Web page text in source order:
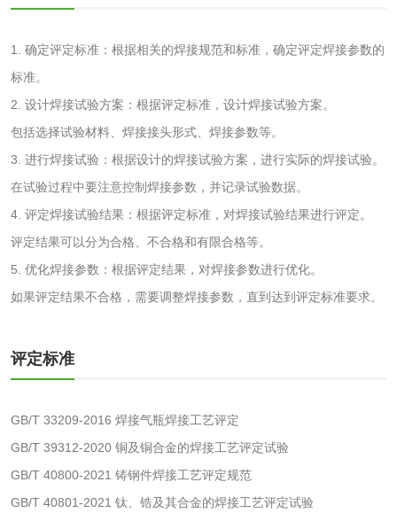
1. 确定评定标准：根据相关的焊接规范和标准，确定评定焊接参数的
标准。
2. 设计焊接试验方案：根据评定标准，设计焊接试验方案。
包括选择试验材料、焊接接头形式、焊接参数等。
3. 进行焊接试验：根据设计的焊接试验方案，进行实际的焊接试验。
在试验过程中要注意控制焊接参数，并记录试验数据。
4. 评定焊接试验结果：根据评定标准，对焊接试验结果进行评定。
评定结果可以分为合格、不合格和有限合格等。
5. 优化焊接参数：根据评定结果，对焊接参数进行优化。
如果评定结果不合格，需要调整焊接参数，直到达到评定标准要求。
评定标准
GB/T 33209-2016 焊接气瓶焊接工艺评定
GB/T 39312-2020 铜及铜合金的焊接工艺评定试验
GB/T 40800-2021 铸钢件焊接工艺评定规范
GB/T 40801-2021 钛、锆及其合金的焊接工艺评定试验
有机肥检测
磷酸肥料检测
化工试剂
乳酸钠检测 消泡剂检测
工业用氯化铵检测
颜料油墨